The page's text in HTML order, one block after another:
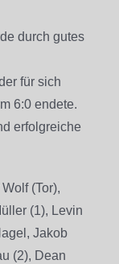
durch gutes
für sich
6:0 endete.
erfolgreiche
(Tor),
(1), Levin
Jakob
(2), Dean